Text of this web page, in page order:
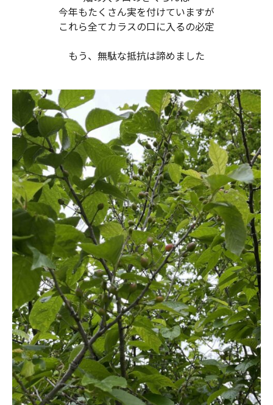
今年もたくさん実を付けていますが
これら全てカラスの口に入るの必定
もう、無駄な抵抗は諦めました